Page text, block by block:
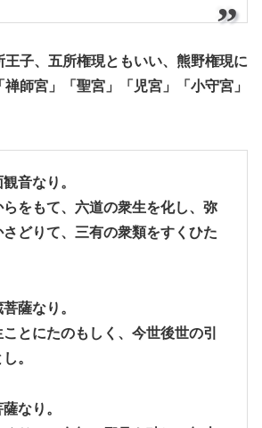
王子、五所権現ともいい、熊野権現に
師宮」「聖宮」「児宮」「小守宮」
音なり。
をもて、六道の衆生を化し、弥
どりて、三有の衆類をすくひた
薩なり。
とにたのもしく、今世後世の引
。
なり。